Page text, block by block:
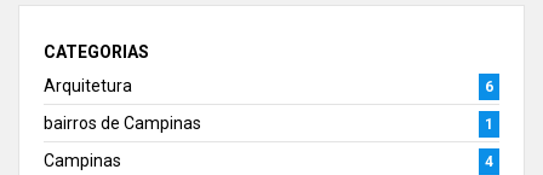
CATEGORIAS
Arquitetura
6
bairros de Campinas 1
Campinas 4